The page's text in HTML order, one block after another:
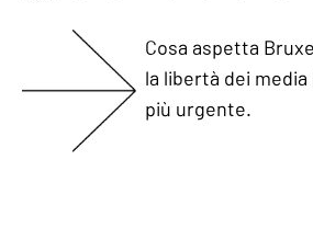
Cosa aspetta
la libertà dei
più urgente.